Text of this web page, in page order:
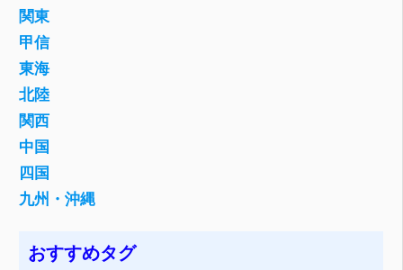
関東
甲信
東海
北陸
関西
中国
四国
九州・沖縄
おすすめタグ